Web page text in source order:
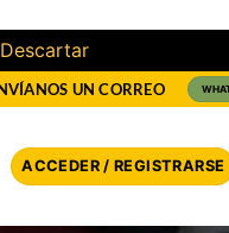
Descartar
UN CORREO
ACCEDER / REGISTRARSE